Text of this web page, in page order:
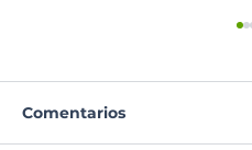
Comentarios